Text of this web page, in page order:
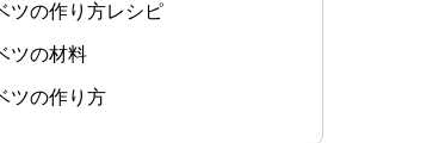
ツの作り方レシピ
ツの材料
ツの作り方